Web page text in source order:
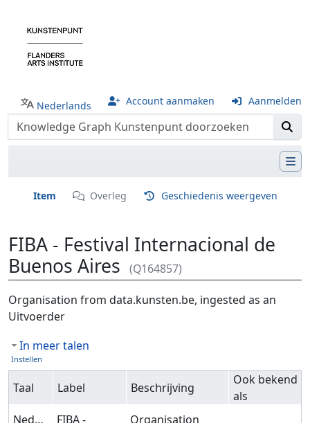
Nederlands Account aanmaken Aanmelden
Item Overleg Geschiedenis weergeven
FIBA - Festival Internacional de
Buenos Aires
(Q164857)
Ga naar:navigatie,zoeken
Organisation from data.kunsten.be, ingested as an
Uitvoerder
In meer talen
Instellen
Taal Label Beschrijving
Ook bekend
als
Nederlands
FIBA -
Organisation